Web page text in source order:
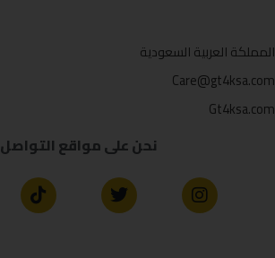
المملكة العربية السعودية
Care@gt4ksa.com
Gt4ksa.com
نحن على مواقع التواصل